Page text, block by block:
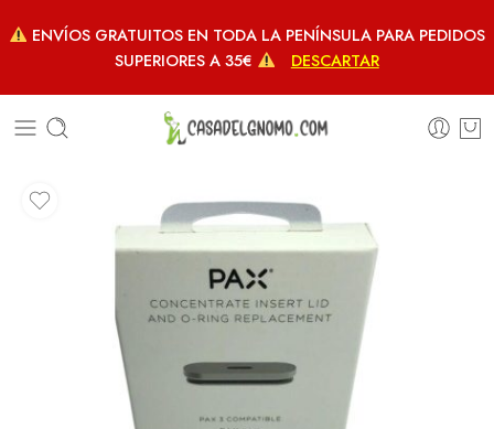
ENVÍOS GRATUITOS EN TODA LA PENÍNSULA PARA PEDIDOS
SUPERIORES A 35€
DESCARTAR